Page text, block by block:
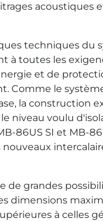
acoustiques
techniques du
à toutes les
et de
Comme le
la construction
niveau voulu
86US SI et MB-
de grandes
dimensions
à celles